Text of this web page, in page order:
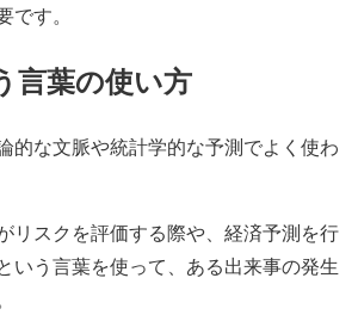
す。
言葉の使い方
的な文脈や統計学的な予測でよく使わ
リスクを評価する際や、経済予測を行
いう言葉を使って、ある出来事の発生